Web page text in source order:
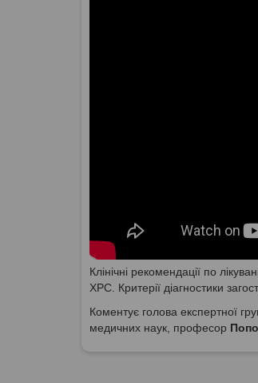
Клінічні рекомендації по
ХРС. Критерії діагностики
Коментує голова експертної
медичних наук, професор